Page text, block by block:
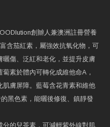
創辧人兼澳洲註冊營養
含茄紅素，屬強效抗氧化物，可
傷、泛紅和老化，並提升皮膚
素於體內可轉化成維他命A，
膚屏障。藍莓含花青素和維他
黑色素，能曬後修復、鎮靜發
分的兒茶素，可減輕紫外線對肌